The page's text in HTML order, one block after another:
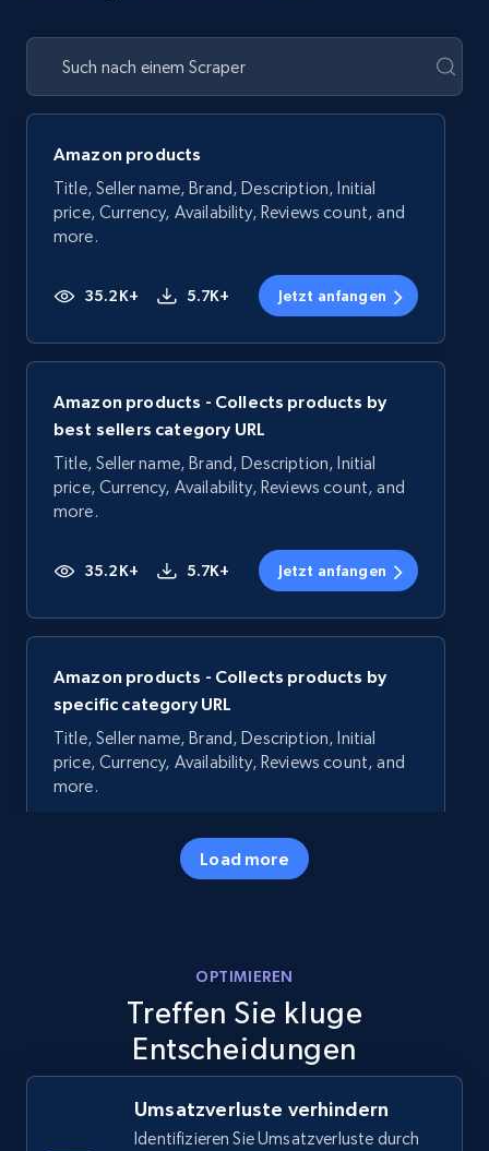
Amazon products
Title, Seller name, Brand, Description, Initial
price, Currency, Availability, Reviews count, and
more.
35.2K+ 5.7K+ Jetzt anfangen
Amazon products - Collects products by
best sellers category URL
Title, Seller name, Brand, Description, Initial
price, Currency, Availability, Reviews count, and
more.
35.2K+ 5.7K+ Jetzt anfangen
Amazon products - Collects products by
specific category URL
Title, Seller name, Brand, Description, Initial
price, Currency, Availability, Reviews count, and
more.
5.7K+ Jetzt anfangen
specific keywords
Title, Seller name, Brand, Description, Initial
price, Currency, Availability, Reviews count, and
35.2K+ 5.7K+ Jetzt anfangen
Load more
OPTIMIEREN
Treffen Sie kluge
Entscheidungen
Umsatzverluste verhindern
Identifizieren Sie Umsatzverluste durch